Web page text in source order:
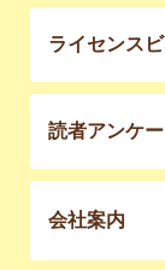
ライセンス
読者アンケー
会社案内